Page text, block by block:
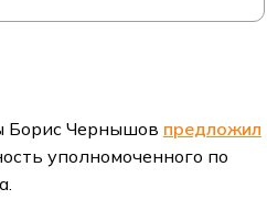
Борис Чернышов предложил
уполномоченного по